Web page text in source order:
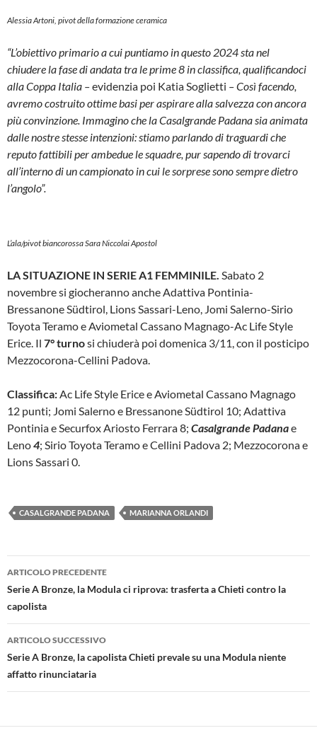
Alessia Artoni, pivot della formazione ceramica
“L’obiettivo primario a cui puntiamo in questo 2024 sta nel
chiudere la fase di andata tra le prime 8 in classifica, qualificandoci
alla Coppa Italia –evidenzia poi Katia Soglietti – Così facendo,
avremo costruito ottime basi per aspirare alla salvezza con ancora
più convinzione. Immagino che la Casalgrande Padana sia animata
dalle nostre stesse intenzioni: stiamo parlando di traguardi che
reputo fattibili per ambedue le squadre, pur sapendo di trovarci
all’interno di un campionato in cui le sorprese sono sempre dietro
l’angolo”.
L’ala/pivot biancorossa Sara Niccolai Apostol
LA SITUAZIONE IN SERIE A1 FEMMINILE. Sabato 2
novembre si giocheranno anche Adattiva Pontinia-
Bressanone Südtirol, Lions Sassari-Leno, Jomi Salerno-Sirio
Toyota Teramo e Aviometal Cassano Magnago-Ac Life Style
Erice. Il 7° turnosi chiuderà poi domenica 3/11, con il posticipo
Mezzocorona-Cellini Padova.
Classifica:Ac Life Style Erice e Aviometal Cassano Magnago
12 punti; Jomi Salerno e Bressanone Südtirol 10; Adattiva
Pontinia e Securfox Ariosto Ferrara 8; Casalgrande Padanae
Leno4; Sirio Toyota Teramo e Cellini Padova 2; Mezzocorona e
Lions Sassari 0.
CASALGRANDE PADANA MARIANNA ORLANDI
Navigazione
articolo
ARTICOLO PRECEDENTE
Serie A Bronze, la Modula ci riprova: trasferta a Chieti contro la
capolista
ARTICOLO SUCCESSIVO
Serie A Bronze, la capolista Chieti prevale su una Modula niente
affatto rinunciataria